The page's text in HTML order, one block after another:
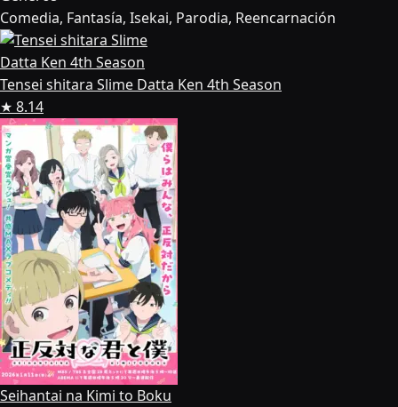
Comedia, Fantasía, Isekai, Parodia, Reencarnación
Tensei shitara Slime Datta Ken 4th Season
★ 8.14
Seihantai na Kimi to Boku